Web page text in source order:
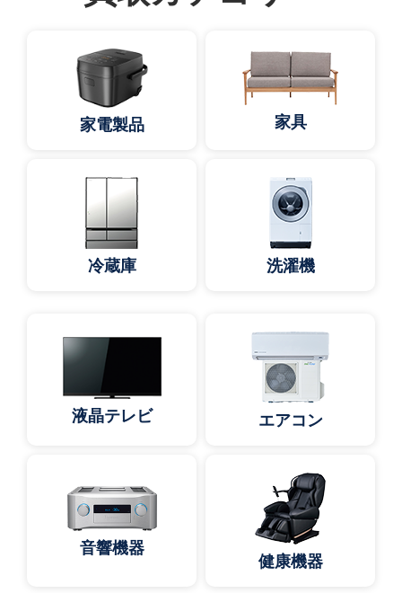
家電製品 家具
冷蔵庫 洗濯機
液晶テレビ エアコン
音響機器
健康機器